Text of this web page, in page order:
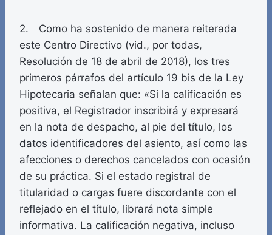
2. Como ha sostenido de manera reiterada
este Centro Directivo (vid., por todas,
Resolución de 18 de abril de 2018), los tres
primeros párrafos del artículo 19 bis de la Ley
Hipotecaria señalan que: «Si la calificación es
positiva, el Registrador inscribirá y expresará
en la nota de despacho, al pie del título, los
datos identificadores del asiento, así como las
afecciones o derechos cancelados con ocasión
de su práctica. Si el estado registral de
titularidad o cargas fuere discordante con el
reflejado en el título, librará nota simple
informativa. La calificación negativa, incluso